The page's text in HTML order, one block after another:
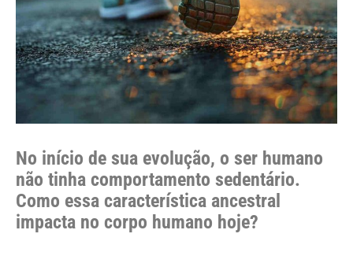
No início de sua evolução, o ser humano
não tinha comportamento sedentário.
Como essa característica ancestral
impacta no corpo humano hoje?